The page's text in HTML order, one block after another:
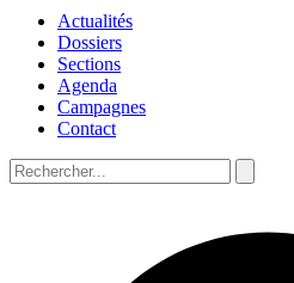
Actualités
Dossiers
Sections
Agenda
Campagnes
Contact